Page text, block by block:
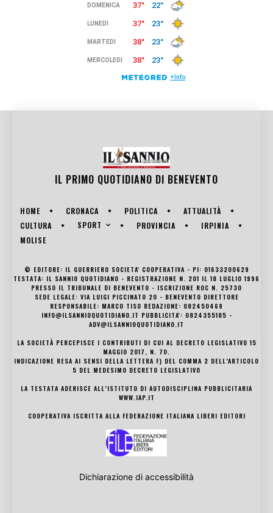
IL PRIMO QUOTIDIANO DI BENEVENTO
HOME CRONACA POLITICA
ATTUALITÀ
CULTURA
SPORT PROVINCIA
IRPINIA
MOLISE
© EDITORE: IL GUERRIERO SOCIETA' COOPERATIVA - PI: 01633200629
TESTATA: IL SANNIO QUOTIDIANO - REGISTRAZIONE N. 201 IL 18 LUGLIO 1996
PRESSO IL TRIBUNALE DI BENEVENTO - ISCRIZIONE ROC N. 25730
SEDE LEGALE: VIA LUIGI PICCINATO 20 - BENEVENTO DIRETTORE
RESPONSABILE: MARCO TISO REDAZIONE: 082450469
INFO@ILSANNIOQUOTIDIANO.IT PUBBLICITA': 0824355185 -
ADV@ILSANNIOQUOTIDIANO.IT
LA SOCIETÀ PERCEPISCE I CONTRIBUTI DI CUI AL DECRETO LEGISLATIVO 15
MAGGIO 2017, N. 70.
INDICAZIONE RESA AI SENSI DELLA LETTERA F) DEL COMMA 2 DELL’ARTICOLO
5 DEL MEDESIMO DECRETO LEGISLATIVO
LA TESTATA ADERISCE ALL’ISTITUTO DI AUTODISCIPLINA PUBBLICITARIA
WWW.IAP.IT
COOPERATIVA ISCRITTA ALLA FEDERAZIONE ITALIANA LIBERI EDITORI
Dichiarazione di accessibilità